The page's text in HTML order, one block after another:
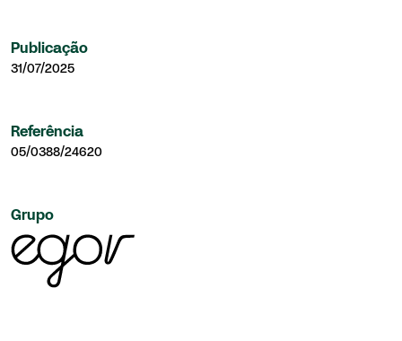
Publicação
31/07/2025
Referência
05/0388/24620
Grupo